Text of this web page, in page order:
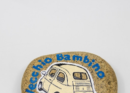
ストーンアート 【A-1】
¥1,500